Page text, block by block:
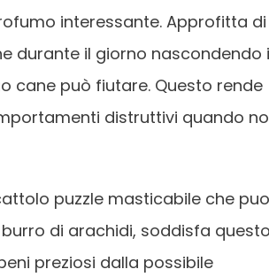
interessante. Approfitta di
durante il giorno nascondendo
cane può fiutare. Questo rende
distruttivi quando
puzzle masticabile che
di arachidi, soddisfa
preziosi dalla possibile